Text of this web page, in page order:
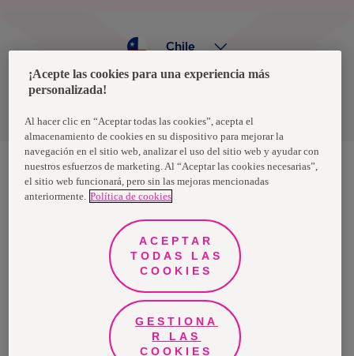
Política de privacidad de datos
Chile
Nosotras, una marca de Essity - una compañía global líder en
higiene y salud. Cada día, mil millones de personas, en todo el
propósito es romper barreras por el bienestar en beneficio de
consumidores, pacientes, cuidadores, clientes y la sociedad en
general. Vendemos en aproximadamente 150 países bajo las
principales marcas globales TENA y Tork, así como otras marcas
como Actimove, Cutimed, JOBST, Knix, Leukoplast, Libero, Libresse,
Lotus, Modibodi, Nosotras, Saba, Tempo, TOM Organic y Zewa. En
2024, Essity tuvo ventas de aproximadamente 13 mil millones de
euros y empleó a 36,000 personas. La sede de la compañía está
ubicada en Estocolmo, Suecia, y Essity cotiza en Nasdaq Estocolmo.
Más información enwww.essity.com.
¡Acepte las cookies para una experiencia más
personalizada!
Al hacer clic en “Aceptar todas las cookies”, acepta el
almacenamiento de cookies en su dispositivo para mejorar la
navegación en el sitio web, analizar el uso del sitio web y ayudar con
nuestros esfuerzos de marketing. Al “Aceptar las cookies necesarias”,
el sitio web funcionará, pero sin las mejoras mencionadas
anteriormente. Política de cookies
ACEPTAR
TODAS LAS
COOKIES
GESTIONA
R LAS
COOKIES